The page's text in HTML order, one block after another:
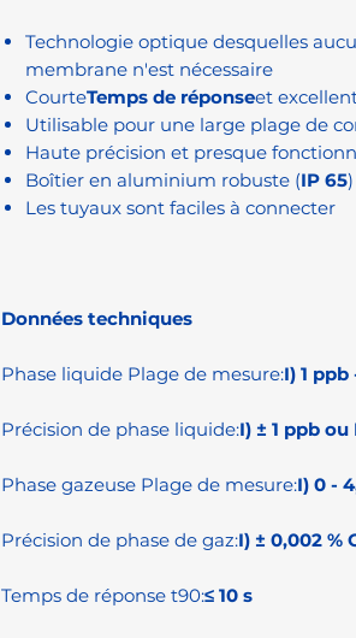
Technologie optique desquelles
membrane n'est nécessaire
CourteTemps de réponseet
Utilisable pour une large plage de
Haute précision et presque
Boîtier en aluminium robuste (IP 65)
Les tuyaux sont faciles à connecter
Données techniques
Phase liquide Plage de mesure:I) 1
Précision de phase liquide:I) ± 1 ppb
Phase gazeuse Plage de mesure:I) 0 -
Précision de phase de gaz:I) ± 0,002 %
Temps de réponse t90:≤ 10 s